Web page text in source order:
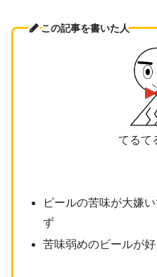
この記事を書いた人
てるて
ビールの苦味が大嫌
ず
苦味弱めのビールが好